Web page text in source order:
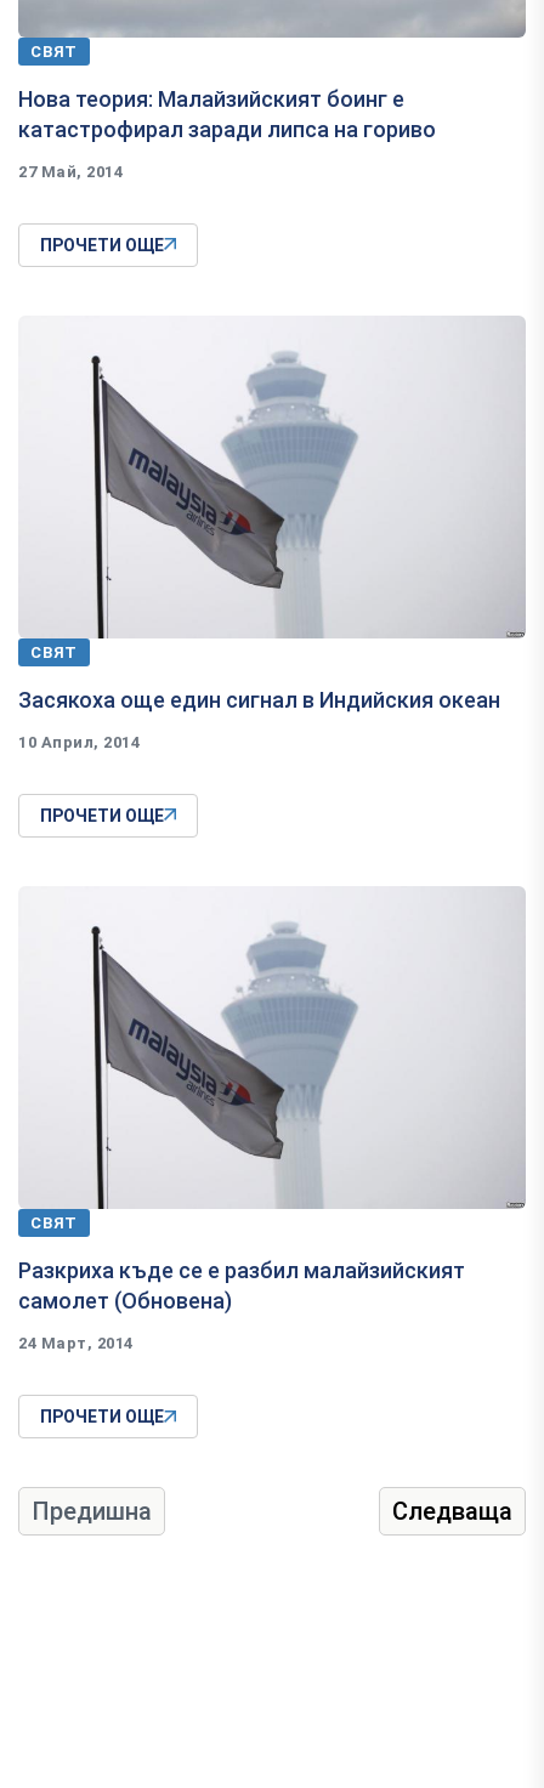
СВЯТ
Нова теория: Малайзийският боинг е
катастрофирал заради липса на гориво
27 Май, 2014
ПРОЧЕТИ ОЩЕ
СВЯТ
Засякоха още един сигнал в Индийския океан
10 Април, 2014
ПРОЧЕТИ ОЩЕ
СВЯТ
Разкриха къде се е разбил малайзийският
самолет (Обновена)
24 Март, 2014
ПРОЧЕТИ ОЩЕ
Предишна Следваща